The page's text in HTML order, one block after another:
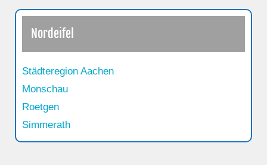
Nordeifel
Städteregion Aachen
Monschau
Roetgen
Simmerath